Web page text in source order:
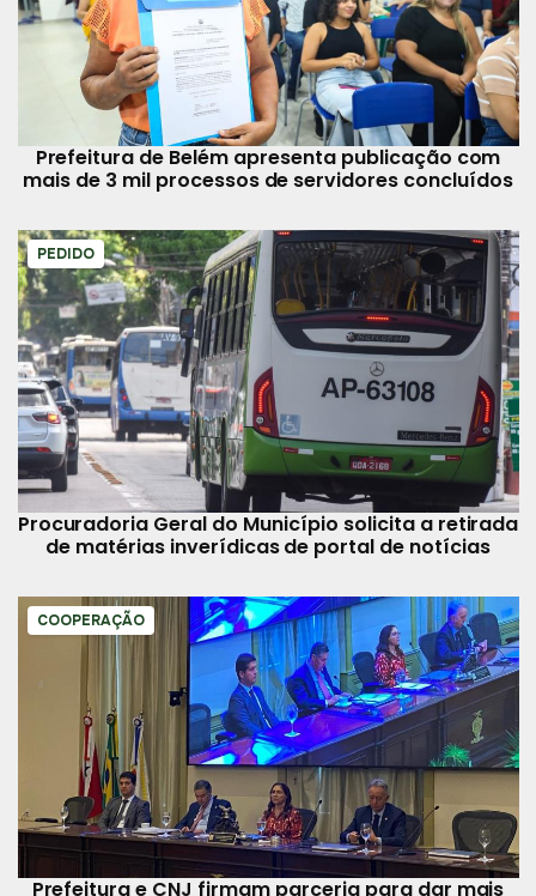
Prefeitura de Belém apresenta publicação com
mais de 3 mil processos de servidores concluídos
PEDIDO
Procuradoria Geral do Município solicita a retirada
de matérias inverídicas de portal de notícias
COOPERAÇÃO
Prefeitura e CNJ firmam parceria para dar mais